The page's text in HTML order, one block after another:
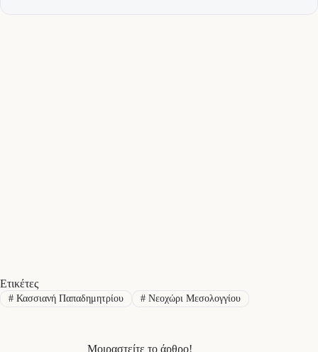
Ετικέτες
#Κασσιανή Παπαδημητρίου #Νεοχώρι Μεσολογγίου
Μοιραστείτε το άρθρο!